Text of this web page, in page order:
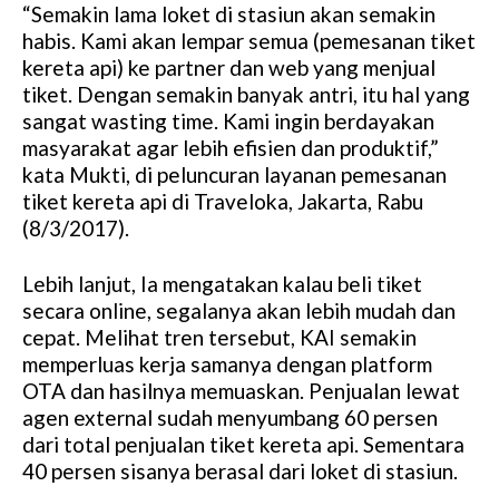
M
u
t
e
“Semakin lama loket di stasiun akan semakin
habis. Kami akan lempar semua (pemesanan tiket
kereta api) ke partner dan web yang menjual
tiket. Dengan semakin banyak antri, itu hal yang
sangat wasting time. Kami ingin berdayakan
masyarakat agar lebih efisien dan produktif,”
kata Mukti, di peluncuran layanan pemesanan
tiket kereta api di Traveloka, Jakarta, Rabu
(8/3/2017).
Lebih lanjut, Ia mengatakan kalau beli tiket
secara online, segalanya akan lebih mudah dan
cepat. Melihat tren tersebut, KAI semakin
memperluas kerja samanya dengan platform
OTA dan hasilnya memuaskan. Penjualan lewat
agen external sudah menyumbang 60 persen
dari total penjualan tiket kereta api. Sementara
40 persen sisanya berasal dari loket di stasiun.